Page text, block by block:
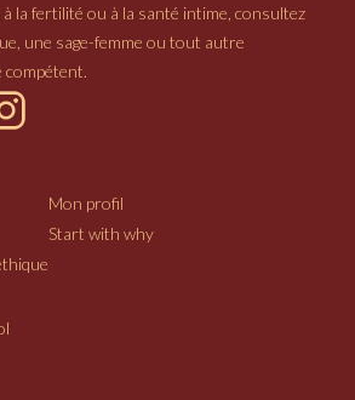
à la fertilité ou à la santé intime, consultez
une sage-femme ou tout autre
compétent.
Mon profil
Start with why